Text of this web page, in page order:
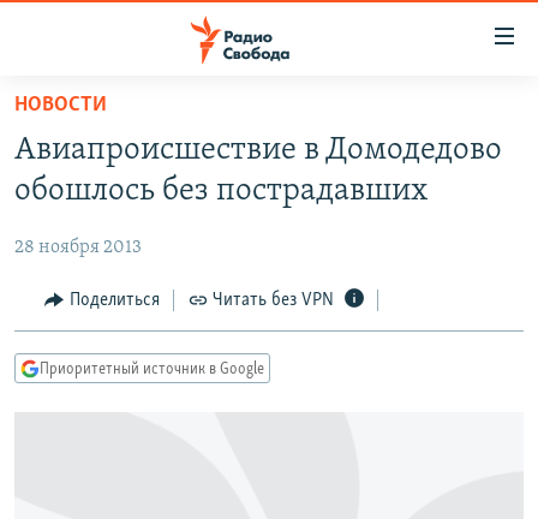
упрощенного
доступа
Вернуться
основному
Вернутся
главной
навигации
Вернутся
ПОДКАСТЫ
ЦИТАТЫ СВОБОДЫ
МНЕНИЯ
IDEL.РЕАЛИИ
НОВОСТИ
Авиапроисшествие в Домодедово
обошлось без пострадавших
28 ноября 2013
Поделиться Читать без VPN
Приоритетный источник в Google